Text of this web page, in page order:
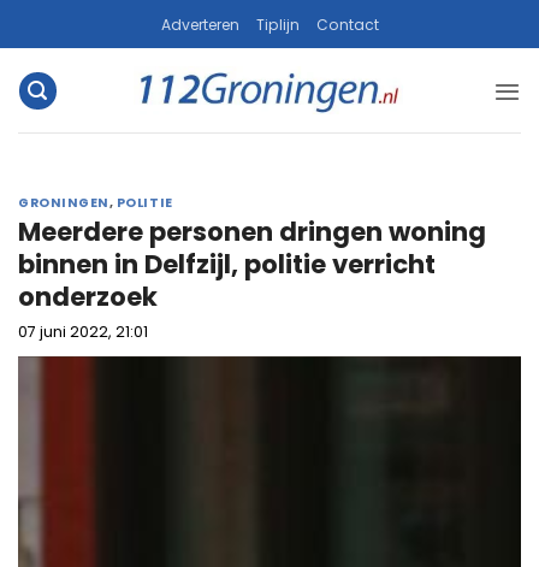
naar
inhoud
Adverteren Tiplijn Contact
GRONINGEN, POLITIE
Meerdere personen dringen woning
binnen in Delfzijl, politie verricht
onderzoek
07 juni 2022, 21:01